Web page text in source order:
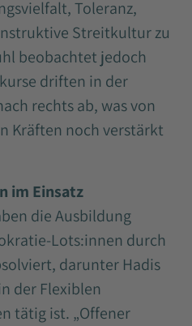
Toleranz,
Streitkultur zu
beobachtet jedoch
driften in der
rechts ab, was von
Kräften noch verstärkt
im Einsatz
die Ausbildung
Lots:innen durch
darunter Hadis
der Flexiblen
tätig ist. „Offener